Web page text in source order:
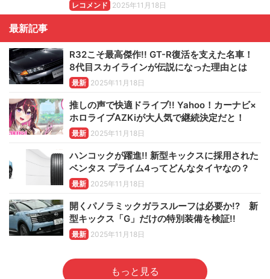
レコメンド 2025年11月18日
最新記事
R32こそ最高傑作!! GT-R復活を支えた名車！
8代目スカイラインが伝説になった理由とは
最新 2025年11月18日
推しの声で快適ドライブ!! Yahoo！カーナビ×
ホロライブAZKiが大人気で継続決定だと！
最新 2025年11月18日
ハンコックが躍進!! 新型キックスに採用された
ベンタス プライム4ってどんなタイヤなの？
最新 2025年11月18日
開くパノラミックガラスルーフは必要か!? 新
型キックス「G」だけの特別装備を検証!!
最新 2025年11月18日
もっと見る